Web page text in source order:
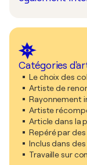
Catégories
Le choix des
Artiste de
Rayonnement
Artiste
Article dans la
Repéré par
Inclus dans
Travaille sur